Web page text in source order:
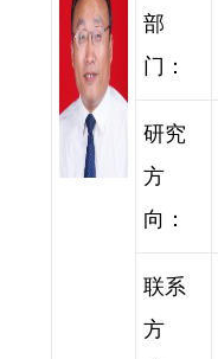
部
门：
研究
方
向：
联系
方